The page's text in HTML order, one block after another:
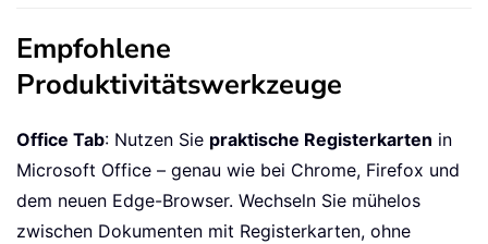
Empfohlene
Produktivitätswerkzeuge
Office Tab: Nutzen Sie praktische Registerkarten in
Microsoft Office – genau wie bei Chrome, Firefox und
dem neuen Edge-Browser. Wechseln Sie mühelos
zwischen Dokumenten mit Registerkarten, ohne